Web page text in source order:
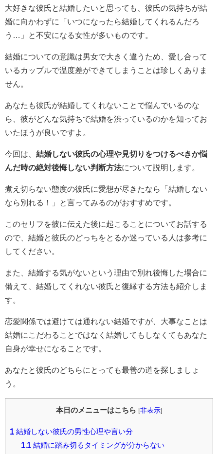
大好きな彼氏と結婚したいと思っても、彼氏の気持ちが結
婚に向かわずに「いつになったら結婚してくれるんだろ
う…」と不安になる女性が多いものです。
結婚についての意識は男女で大きく違うため、愛し合って
いるカップルで温度差ができてしまうことは珍しくありま
せん。
あなたも彼氏が結婚してくれないことで悩んでいるのな
ら、彼がどんな気持ちで結婚を渋っているのかを知ってお
いたほうが良いですよ。
今回は、 結婚しない彼氏の心理や見切りをつけるべきか悩
んだ時の絶対後悔しない判断方法について説明します。
煮え切らない態度の彼氏に愛想が尽きたなら「結婚しない
なら別れる！」と言ってみるのがおすすめです。
このセリフを彼に伝えた後に起こることについてお話する
ので、結婚と彼氏のどっちをとるか迷っている人は参考に
してください。
また、結婚する気がないという理由で別れ後悔した場合に
備えて、結婚してくれない彼氏と復縁する方法も紹介しま
す。
恋愛関係では避けては通れない結婚ですが、大事なことは
結婚にこだわることではなく結婚してもしなくてもあなた
自身が幸せになることです。
あなたと彼氏のどちらにとっても最善の道を探しましょ
う。
本日のメニューはこちら [非表示]
1 結婚しない彼氏の男性心理や言い分
1.1 結婚に踏み切るタイミングが分からない